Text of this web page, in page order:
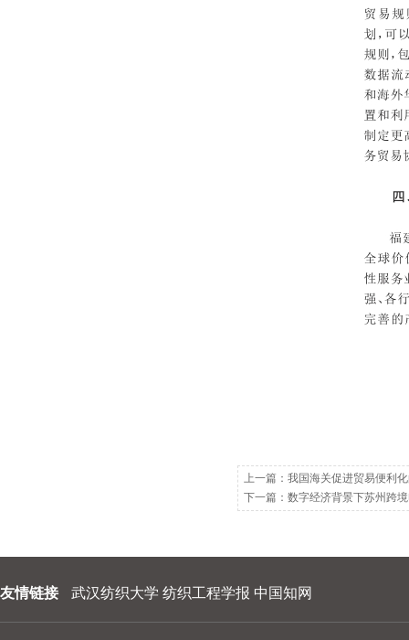
上一篇： 我国海关促进贸易便利
下一篇： 数字经济背景下苏州跨
友情链接 武汉纺织大学 纺织工程学报 中国知网